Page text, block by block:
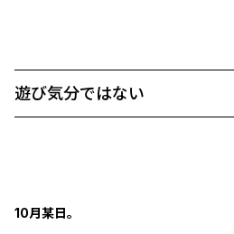
遊び気分ではない
10月某日。